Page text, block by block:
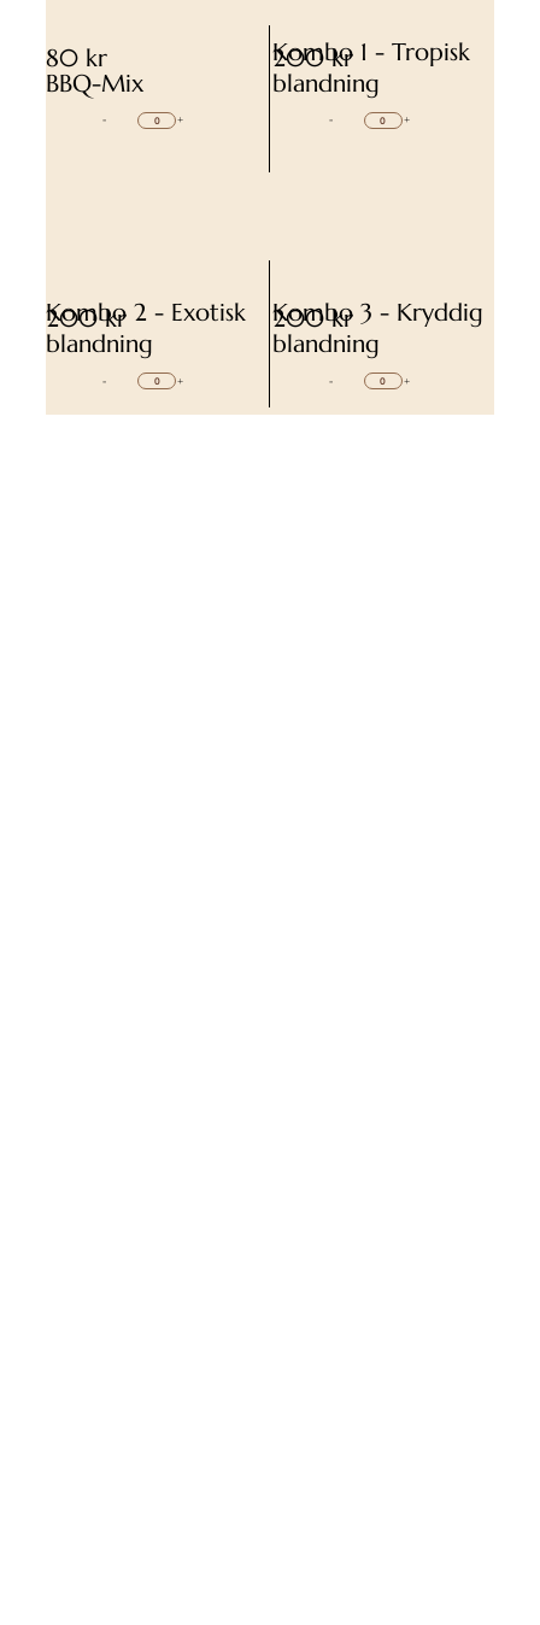
80 kr
BBQ-Mix
- +
200 kr
Kombo 1 - Tropisk
blandning
- +
200 kr
Kombo 2 - Exotisk
blandning
- +
200 kr
Kombo 3 - Kryddig
blandning
- +